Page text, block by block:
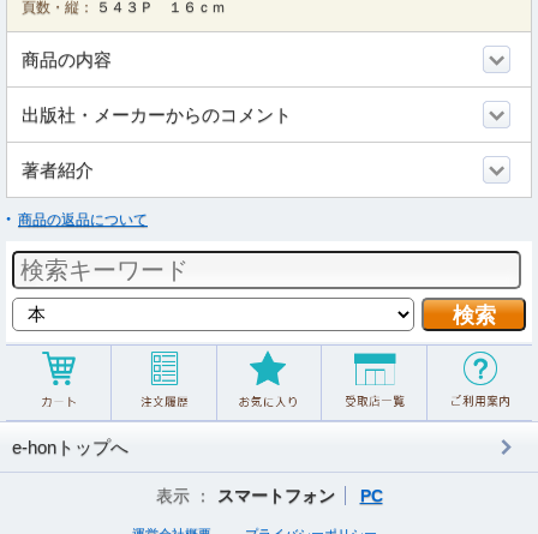
頁数・縦：
５４３Ｐ １６ｃｍ
商品の内容
出版社・メーカーからのコメント
著者紹介
商品の返品について
e-honトップへ
表示 ： スマートフォン PC